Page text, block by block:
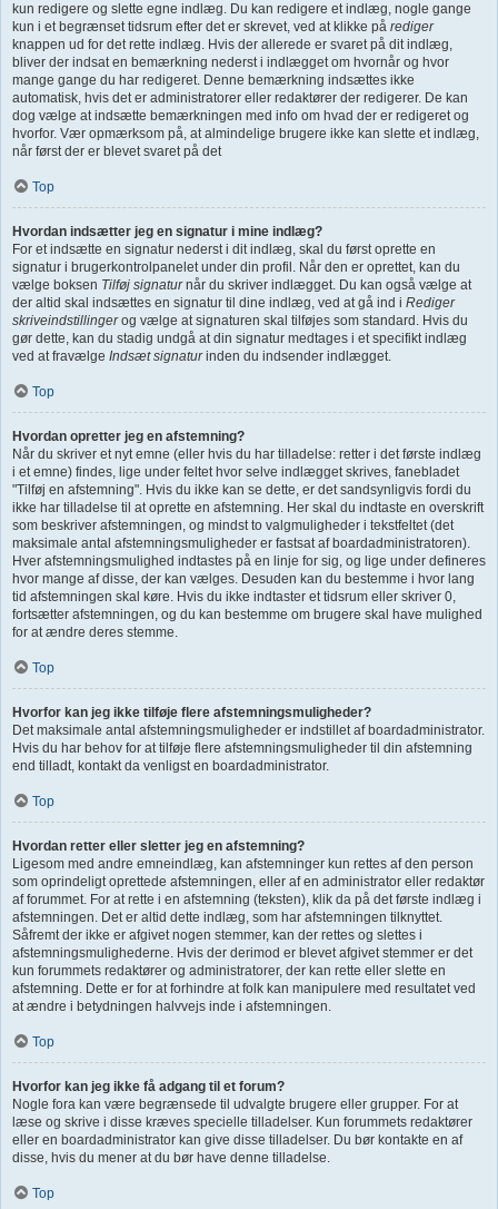
kun redigere og slette egne indlæg. Du kan redigere et indlæg, nogle gange
kun i et begrænset tidsrum efter det er skrevet, ved at klikke på rediger
knappen ud for det rette indlæg. Hvis der allerede er svaret på dit indlæg,
bliver der indsat en bemærkning nederst i indlægget om hvornår og hvor
mange gange du har redigeret. Denne bemærkning indsættes ikke
automatisk, hvis det er administratorer eller redaktører der redigerer. De kan
dog vælge at indsætte bemærkningen med info om hvad der er redigeret og
hvorfor. Vær opmærksom på, at almindelige brugere ikke kan slette et indlæg,
når først der er blevet svaret på det
Top
Hvordan indsætter jeg en signatur i mine indlæg?
For et indsætte en signatur nederst i dit indlæg, skal du først oprette en
signatur i brugerkontrolpanelet under din profil. Når den er oprettet, kan du
vælge boksen Tilføj signaturnår du skriver indlægget. Du kan også vælge at
der altid skal indsættes en signatur til dine indlæg, ved at gå ind i Rediger
skriveindstillingerog vælge at signaturen skal tilføjes som standard. Hvis du
gør dette, kan du stadig undgå at din signatur medtages i et specifikt indlæg
ved at fravælge Indsæt signaturinden du indsender indlægget.
Top
Hvordan opretter jeg en afstemning?
Når du skriver et nyt emne (eller hvis du har tilladelse: retter i det første indlæg
i et emne) findes, lige under feltet hvor selve indlægget skrives, fanebladet
"Tilføj en afstemning". Hvis du ikke kan se dette, er det sandsynligvis fordi du
ikke har tilladelse til at oprette en afstemning. Her skal du indtaste en overskrift
som beskriver afstemningen, og mindst to valgmuligheder i tekstfeltet (det
maksimale antal afstemningsmuligheder er fastsat af boardadministratoren).
Hver afstemningsmulighed indtastes på en linje for sig, og lige under defineres
hvor mange af disse, der kan vælges. Desuden kan du bestemme i hvor lang
tid afstemningen skal køre. Hvis du ikke indtaster et tidsrum eller skriver 0,
fortsætter afstemningen, og du kan bestemme om brugere skal have mulighed
for at ændre deres stemme.
Top
Hvorfor kan jeg ikke tilføje flere afstemningsmuligheder?
Det maksimale antal afstemningsmuligheder er indstillet af boardadministrator.
Hvis du har behov for at tilføje flere afstemningsmuligheder til din afstemning
end tilladt, kontakt da venligst en boardadministrator.
Top
Hvordan retter eller sletter jeg en afstemning?
Ligesom med andre emneindlæg, kan afstemninger kun rettes af den person
som oprindeligt oprettede afstemningen, eller af en administrator eller redaktør
af forummet. For at rette i en afstemning (teksten), klik da på det første indlæg i
afstemningen. Det er altid dette indlæg, som har afstemningen tilknyttet.
Såfremt der ikke er afgivet nogen stemmer, kan der rettes og slettes i
afstemningsmulighederne. Hvis der derimod er blevet afgivet stemmer er det
kun forummets redaktører og administratorer, der kan rette eller slette en
afstemning. Dette er for at forhindre at folk kan manipulere med resultatet ved
at ændre i betydningen halvvejs inde i afstemningen.
Top
Hvorfor kan jeg ikke få adgang til et forum?
Nogle fora kan være begrænsede til udvalgte brugere eller grupper. For at
læse og skrive i disse kræves specielle tilladelser. Kun forummets redaktører
eller en boardadministrator kan give disse tilladelser. Du bør kontakte en af
disse, hvis du mener at du bør have denne tilladelse.
Top